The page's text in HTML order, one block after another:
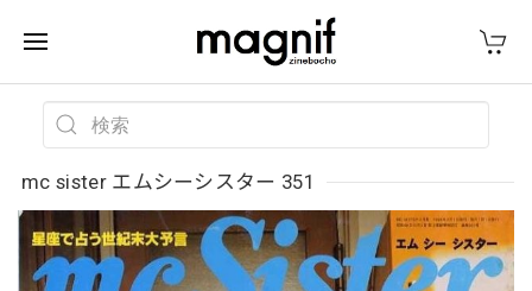
mc sister エムシーシスター 351